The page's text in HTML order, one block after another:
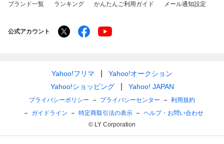
ブランド一覧 ランキング かんたんご利用ガイド メール通知設定
公式アカウント
Yahoo!フリマ
Yahoo!オークション
Yahoo!ショッピング
Yahoo! JAPAN
プライバシーポリシー プライバシーセンター
利用規約
ガイドライン
特定商取引法の表示
ヘルプ・お問い合わせ
© LY Corporation